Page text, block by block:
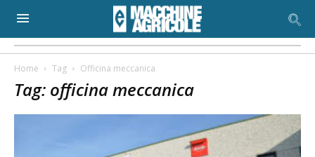
Home Tag Officina meccanica
Tag: officina meccanica